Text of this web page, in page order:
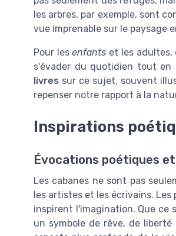
les arbres, par exemple, sont
vue imprenable sur le paysage
Pour lesenfants et les adultes,
s'évader du quotidien tout en
livres sur ce sujet, souvent
repenser notre rapport à la
Inspirations
Évocations poétiques
Les cabanes ne sont pas
les artistes et les écrivains.
inspirent l'imagination. Que ce
un symbole de rêve, de